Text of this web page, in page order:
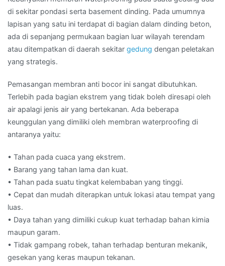
di sekitar pondasi serta basement dinding. Pada umumnya
lapisan yang satu ini terdapat di bagian dalam dinding beton,
ada di sepanjang permukaan bagian luar wilayah terendam
atau ditempatkan di daerah sekitar gedung dengan peletakan
yang strategis.
Pemasangan membran anti bocor ini sangat dibutuhkan.
Terlebih pada bagian ekstrem yang tidak boleh diresapi oleh
air apalagi jenis air yang bertekanan. Ada beberapa
keunggulan yang dimiliki oleh membran waterproofing di
antaranya yaitu:
• Tahan pada cuaca yang ekstrem.
• Barang yang tahan lama dan kuat.
• Tahan pada suatu tingkat kelembaban yang tinggi.
• Cepat dan mudah diterapkan untuk lokasi atau tempat yang
luas.
• Daya tahan yang dimiliki cukup kuat terhadap bahan kimia
maupun garam.
• Tidak gampang robek, tahan terhadap benturan mekanik,
gesekan yang keras maupun tekanan.